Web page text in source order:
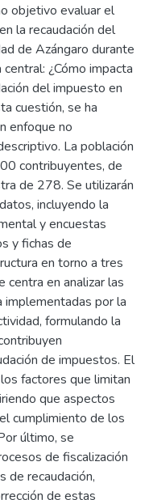
objetivo evaluar el
la recaudación del
de Azángaro durante
¿Cómo impacta
del impuesto en
cuestión, se ha
enfoque no
La población
contribuyentes, de
de 278. Se utilizarán
incluyendo la
y encuestas
y fichas de
en torno a tres
centra en analizar las
implementadas por la
formulando la
de impuestos. El
factores que limitan
que aspectos
cumplimiento de los
último, se
de fiscalización
de recaudación,
de estas